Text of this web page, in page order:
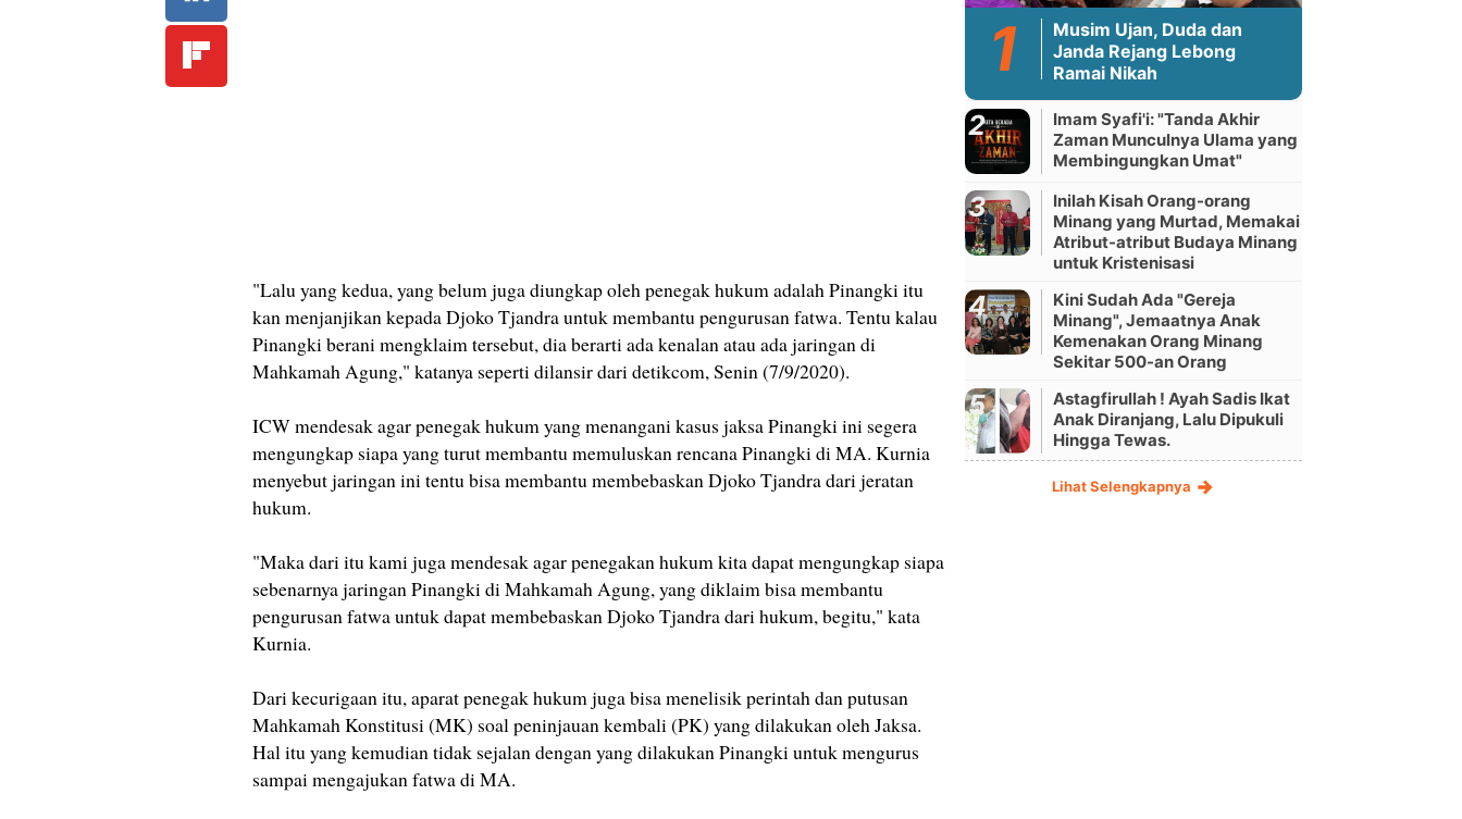
"Lalu yang kedua, yang belum juga diungkap oleh penegak hukum adalah Pinangki itu
kan menjanjikan kepada Djoko Tjandra untuk membantu pengurusan fatwa. Tentu kalau
Pinangki berani mengklaim tersebut, dia berarti ada kenalan atau ada jaringan di
Mahkamah Agung," katanya seperti dilansir dari detikcom, Senin (7/9/2020).
ICW mendesak agar penegak hukum yang menangani kasus jaksa Pinangki ini segera
mengungkap siapa yang turut membantu memuluskan rencana Pinangki di MA. Kurnia
menyebut jaringan ini tentu bisa membantu membebaskan Djoko Tjandra dari jeratan
hukum.
"Maka dari itu kami juga mendesak agar penegakan hukum kita dapat mengungkap siapa
sebenarnya jaringan Pinangki di Mahkamah Agung, yang diklaim bisa membantu
pengurusan fatwa untuk dapat membebaskan Djoko Tjandra dari hukum, begitu," kata
Kurnia.
Dari kecurigaan itu, aparat penegak hukum juga bisa menelisik perintah dan putusan
Mahkamah Konstitusi (MK) soal peninjauan kembali (PK) yang dilakukan oleh Jaksa.
Hal itu yang kemudian tidak sejalan dengan yang dilakukan Pinangki untuk mengurus
sampai mengajukan fatwa di MA.
Musim Ujan, Duda dan
Janda Rejang Lebong
Ramai Nikah
Imam Syafi'i: "Tanda Akhir
Zaman Munculnya Ulama yang
Membingungkan Umat"
Inilah Kisah Orang-orang
Minang yang Murtad, Memakai
Atribut-atribut Budaya Minang
untuk Kristenisasi
Kini Sudah Ada "Gereja
Minang", Jemaatnya Anak
Kemenakan Orang Minang
Sekitar 500-an Orang
Astagfirullah ! Ayah Sadis Ikat
Anak Diranjang, Lalu Dipukuli
Hingga Tewas.
Lihat Selengkapnya